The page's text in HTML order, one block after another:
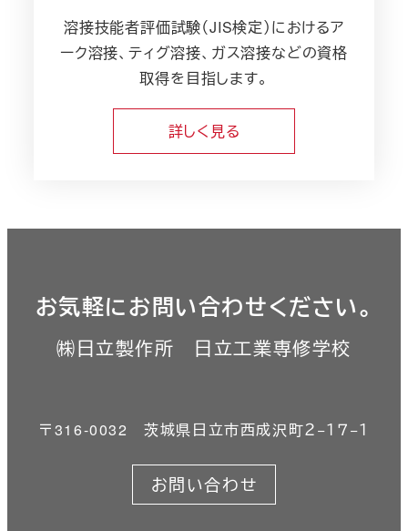
溶接技能者評価試験（JIS検定）におけるア
ーク溶接、ティグ溶接、ガス溶接などの資格
取得を目指します。
詳しく見る
お気軽にお問い合わせください。
㈱日立製作所 日立工業専修学校
〒316-0032 茨城県日立市西成沢町２−１７−１
お問い合わせ